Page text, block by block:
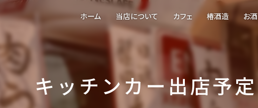
ホーム 当店について カフェ 椿酒造 お酒
キッチンカー出店予定